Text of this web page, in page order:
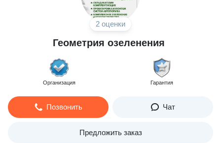
2 оценки
Геометрия озеленения
Организация Гарантия
Позвонить Чат
Предложить заказ